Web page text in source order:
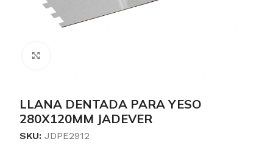
LLANA DENTADA PARA YESO
280X120MM JADEVER
SKU: JDPE2912